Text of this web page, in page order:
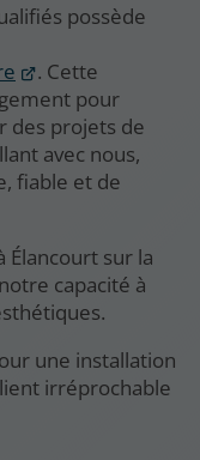
possède
. Cette
pour
des projets de
avec nous,
fiable et de
Élancourt sur la
capacité à
une installation
irréprochable